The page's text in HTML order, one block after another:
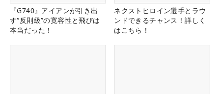
『G740』アイアンが引き出
す“反則級”の寛容性と飛びは
本当だった！
ネクストヒロイン選手とラウ
ンドできるチャンス！詳しく
はこちら！